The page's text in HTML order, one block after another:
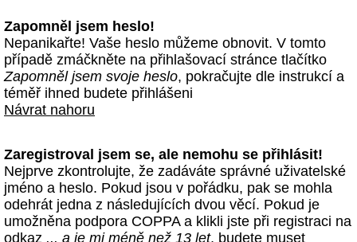
Zapomněl jsem heslo!
Nepanikařte! Vaše heslo můžeme obnovit. V tomto
případě zmáčkněte na přihlašovací stránce tlačítko
Zapomněl jsem svoje heslo, pokračujte dle instrukcí a
téměř ihned budete přihlášeni
Návrat nahoru
Zaregistroval jsem se, ale nemohu se přihlásit!
Nejprve zkontrolujte, že zadáváte správné uživatelské
jméno a heslo. Pokud jsou v pořádku, pak se mohla
odehrát jedna z následujících dvou věcí. Pokud je
umožněna podpora COPPA a klikli jste při registraci na
odkaz ... a je mi méně než 13 let, budete muset